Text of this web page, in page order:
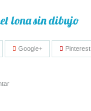
lona sin dibujo
Google+ Pinterest